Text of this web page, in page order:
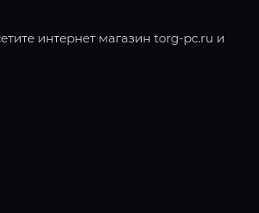
интернет магазин torg-pc.ru и